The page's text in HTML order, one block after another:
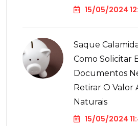
15/05/2024
Saque
Como Solicitar
Documentos
Retirar O Valor
Naturais
15/05/2024